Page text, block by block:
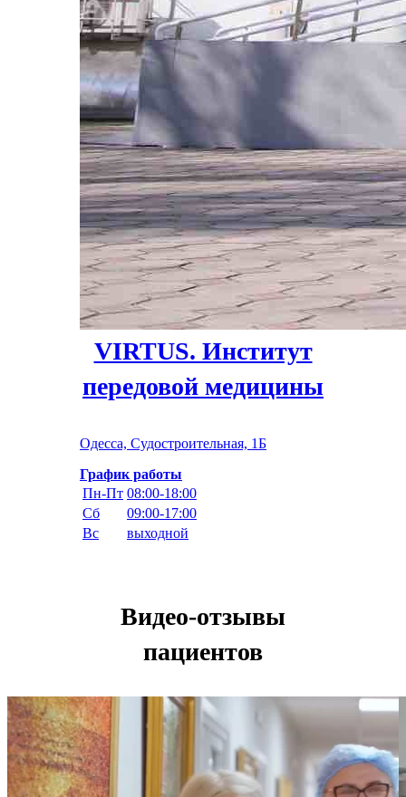
VIRTUS. Институт
передовой медицины
Одесса, Судостроительная, 1Б
График работы
Пн-Пт 08:00-18:00
Сб
09:00-17:00
Вс
выходной
Видео-отзывы
пациентов